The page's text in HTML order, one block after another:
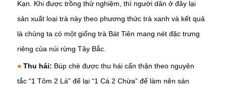
Kạn. Khi được trồng thử nghiệm, thì người dân ở đây lại
sản xuất loại trà này theo phương thức trà xanh và kết quả
là chúng ta có một giống trà Bát Tiên mang nét đặc trưng
riêng của núi rừng Tây Bắc.
● Thu hái: Búp chè được thu hái cẩn thận theo nguyên
tắc “1 Tôm 2 Lá” để lại “1 Cá 2 Chừa” để làm nên sản